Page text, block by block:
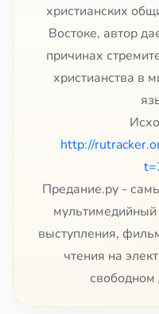
христианских
Востоке, автор
причинах
христианства в
http://
Предание.ру -
мультимедийный
выступления,
чтения на
свободном